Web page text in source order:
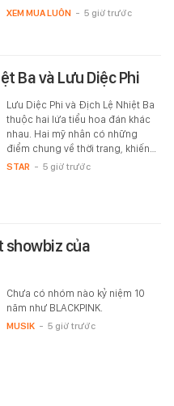
XEM MUA LUÔN - 5 giờ trước
Ba và Lưu Diệc Phi
Lưu Diệc Phi và Địch Lệ Nhiệt Ba
thuộc hai lứa tiểu hoa đán khác
nhau. Hai mỹ nhân có những
điểm chung về thời trang, khiến…
STAR - 5 giờ trước
showbiz của
Chưa có nhóm nào kỷ niệm 10
năm như BLACKPINK.
MUSIK - 5 giờ trước